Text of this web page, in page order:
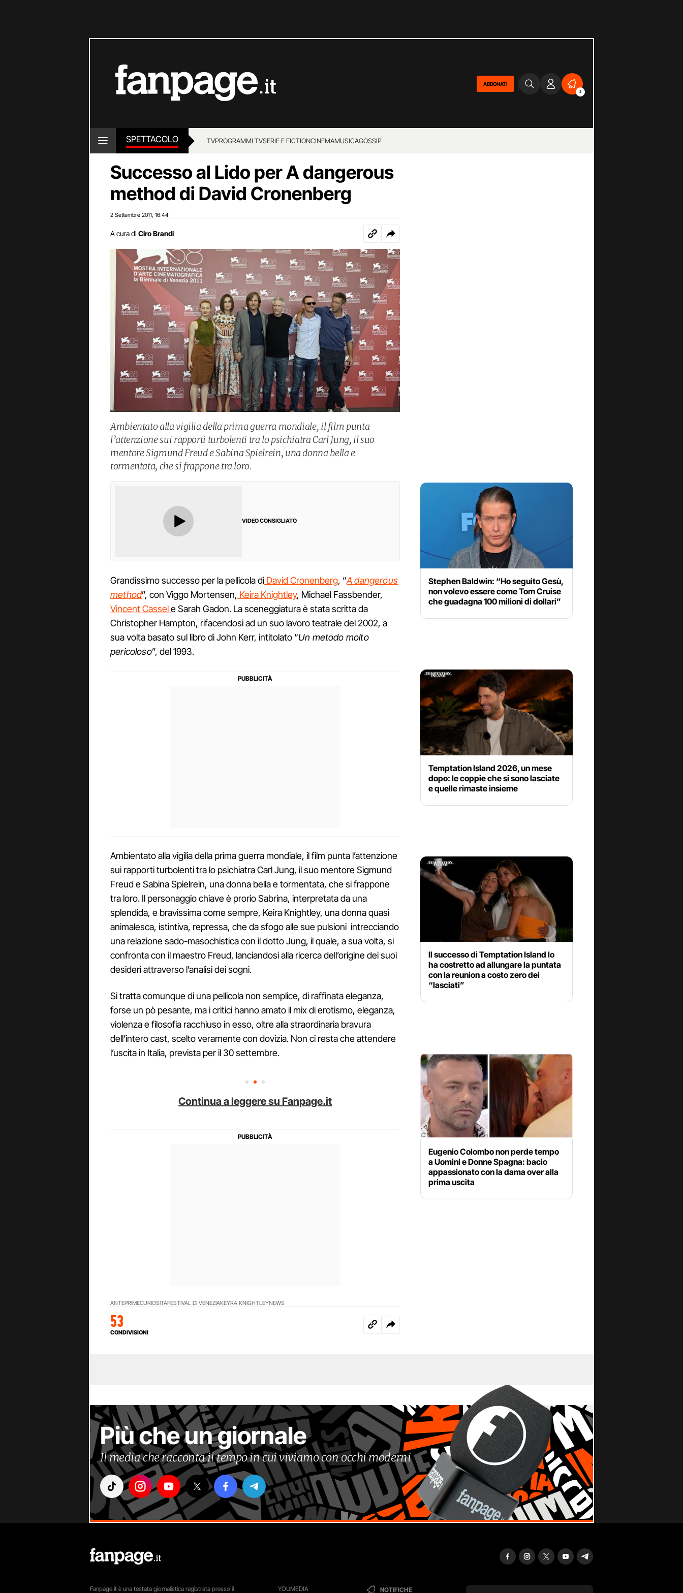
ABBONATI
2
SPETTACOLO TVPROGRAMMI TVSERIE E FICTIONCINEMAMUSICAGOSSIP
Successo al Lido per A dangerous
method di David Cronenberg
2 Settembre 2011 16:44
A cura di Ciro Brandi
Ambientato alla vigilia della prima guerra mondiale, il film punta
l’attenzione sui rapporti turbolenti tra lo psichiatra Carl Jung, il suo
mentore Sigmund Freud e Sabina Spielrein, una donna bella e
tormentata, che si frappone tra loro.
VIDEO CONSIGLIATO
Grandissimo successo per la pellicola di David Cronenberg, “A dangerous
method”, con Viggo Mortensen, Keira Knightley, Michael Fassbender,
Vincent Cassele Sarah Gadon. La sceneggiatura è stata scritta da
Christopher Hampton, rifacendosi ad un suo lavoro teatrale del 2002, a
sua volta basato sul libro di John Kerr, intitolato “Un metodo molto
pericoloso”, del 1993.
Ambientato alla vigilia della prima guerra mondiale, il film punta l’attenzione
sui rapporti turbolenti tra lo psichiatra Carl Jung, il suo mentore Sigmund
Freud e Sabina Spielrein, una donna bella e tormentata, che si frappone
tra loro. Il personaggio chiave è prorio Sabrina, interpretata da una
splendida, e bravissima come sempre, Keira Knightley, una donna quasi
animalesca, istintiva, repressa, che da sfogo alle sue pulsioni intrecciando
una relazione sado-masochistica con il dotto Jung, il quale, a sua volta, si
confronta con il maestro Freud, lanciandosi alla ricerca dell’origine dei suoi
desideri attraverso l’analisi dei sogni.
Si tratta comunque di una pellicola non semplice, di raffinata eleganza,
forse un pò pesante, ma i critici hanno amato il mix di erotismo, eleganza,
violenza e filosofia racchiuso in esso, oltre alla straordinaria bravura
dell’intero cast, scelto veramente con dovizia. Non ci resta che attendere
l’uscita in Italia, prevista per il 30 settembre.
Continua a leggere su Fanpage.it
ANTEPRIMECURIOSITÀFESTIVAL DI VENEZIAKEYRA KNIGHTLEYNEWS
53
CONDIVISIONI
Stephen Baldwin: “Ho seguito Gesù,
non volevo essere come Tom Cruise
che guadagna 100 milioni di dollari”
Temptation Island 2026, un mese
dopo: le coppie che si sono lasciate
e quelle rimaste insieme
Il successo di Temptation Island lo
ha costretto ad allungare la puntata
con la reunion a costo zero dei
“lasciati”
Eugenio Colombo non perde tempo
a Uomini e Donne Spagna: bacio
appassionato con la dama over alla
prima uscita
Più che un giornale
Il media che racconta il tempo in cui viviamo con occhi moderni
YOUMEDIA NOTIFICHE
Fanpage.it è una testata giornalistica registrata presso il